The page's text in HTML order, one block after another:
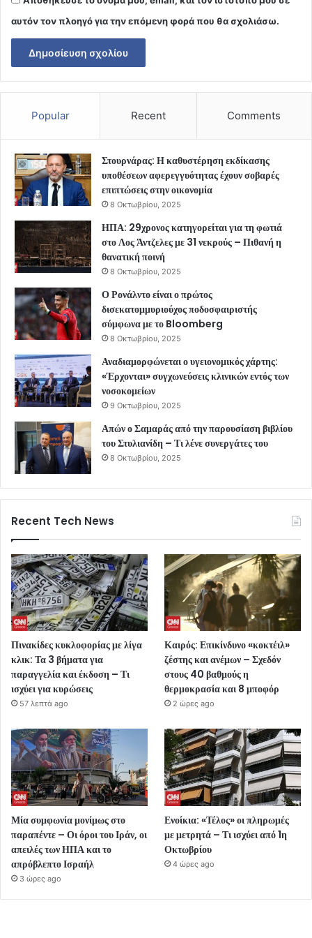
αυτόν τον πλοηγό για την επόμενη φορά που θα σχολιάσω.
Popular Recent Comments
Στουρνάρας: Η καθυστέρηση εκδίκασης
υποθέσεων αφερεγγυότητας έχουν σοβαρές
επιπτώσεις στην οικονομία
8 Οκτωβρίου, 2025
ΗΠΑ: 29χρονος κατηγορείται για τη φωτιά
στο Λος Άντζελες με 31 νεκρούς – Πιθανή η
θανατική ποινή
8 Οκτωβρίου, 2025
Ο Ρονάλντο είναι ο πρώτος
δισεκατομμυριούχος ποδοσφαιριστής
σύμφωνα με το Bloomberg
8 Οκτωβρίου, 2025
Αναδιαμορφώνεται ο υγειονομικός χάρτης:
«Έρχονται» συγχωνεύσεις κλινικών εντός των
νοσοκομείων
9 Οκτωβρίου, 2025
Απών ο Σαμαράς από την παρουσίαση βιβλίου
του Στυλιανίδη – Τι λένε συνεργάτες του
8 Οκτωβρίου, 2025
Recent Tech News
Πινακίδες κυκλοφορίας με λίγα
κλικ: Τα 3 βήματα για
παραγγελία και έκδοση – Τι
ισχύει για κυρώσεις
57 λεπτά ago
Καιρός: Επικίνδυνο «κοκτέιλ»
ζέστης και ανέμων – Σχεδόν
στους 40 βαθμούς η
θερμοκρασία και 8 μποφόρ
2 ώρες ago
Μία συμφωνία μονίμως στο
παραπέντε – Οι όροι του Ιράν, οι
απειλές των ΗΠΑ και το
απρόβλεπτο Ισραήλ
3 ώρες ago
Ενοίκια: «Τέλος» οι πληρωμές
με μετρητά – Τι ισχύει από 1η
Οκτωβρίου
4 ώρες ago